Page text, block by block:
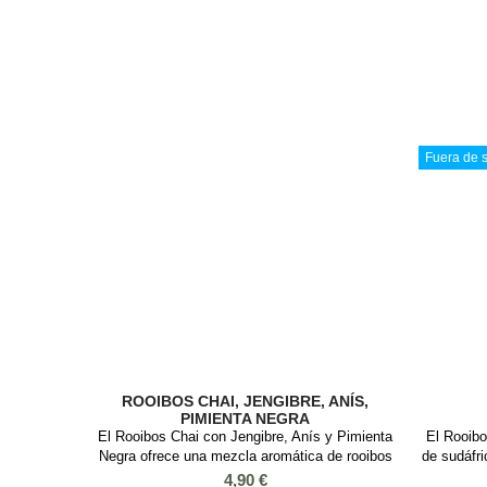
ROOIBOS CHAI, JENGIBRE, ANÍS,
PIMIENTA NEGRA
El Rooibos Chai con Jengibre, Anís y Pimienta
Negra ofrece una mezcla aromática de rooibos
con especias como jengibre, anís, clavo,
Precio
4,90 €
Fuera de
El
de
rojos